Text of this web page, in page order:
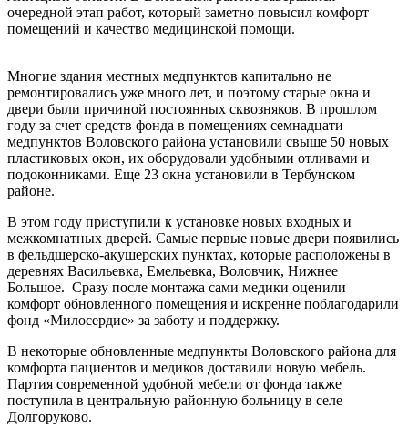
очередной этап работ, который заметно повысил комфорт
помещений и качество медицинской помощи.
Многие здания местных медпунктов капитально не
ремонтировались уже много лет, и поэтому старые окна и
двери были причиной постоянных сквозняков. В прошлом
году за счет средств фонда в помещениях семнадцати
медпунктов Воловского района установили свыше 50 новых
пластиковых окон, их оборудовали удобными отливами и
подоконниками. Еще 23 окна установили в Тербунском
районе.
В этом году приступили к установке новых входных и
межкомнатных дверей. Самые первые новые двери появились
в фельдшерско-акушерских пунктах, которые расположены в
деревнях Васильевка, Емельевка, Воловчик, Нижнее
Большое. Сразу после монтажа сами медики оценили
комфорт обновленного помещения и искренне поблагодарили
фонд «Милосердие» за заботу и поддержку.
В некоторые обновленные медпункты Воловского района для
комфорта пациентов и медиков доставили новую мебель.
Партия современной удобной мебели от фонда также
поступила в центральную районную больницу в селе
Долгоруково.